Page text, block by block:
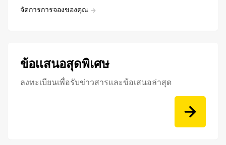
จัดการการจองของคุณ
ข้อเเสนอสุดพิเศษ
ลงทะเบียนเพื่อรับข่าวสารและข้อเสนอล่าสุด